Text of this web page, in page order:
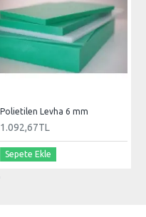
Polietilen Levha 6 mm
1.092,67TL
Sepete Ekle